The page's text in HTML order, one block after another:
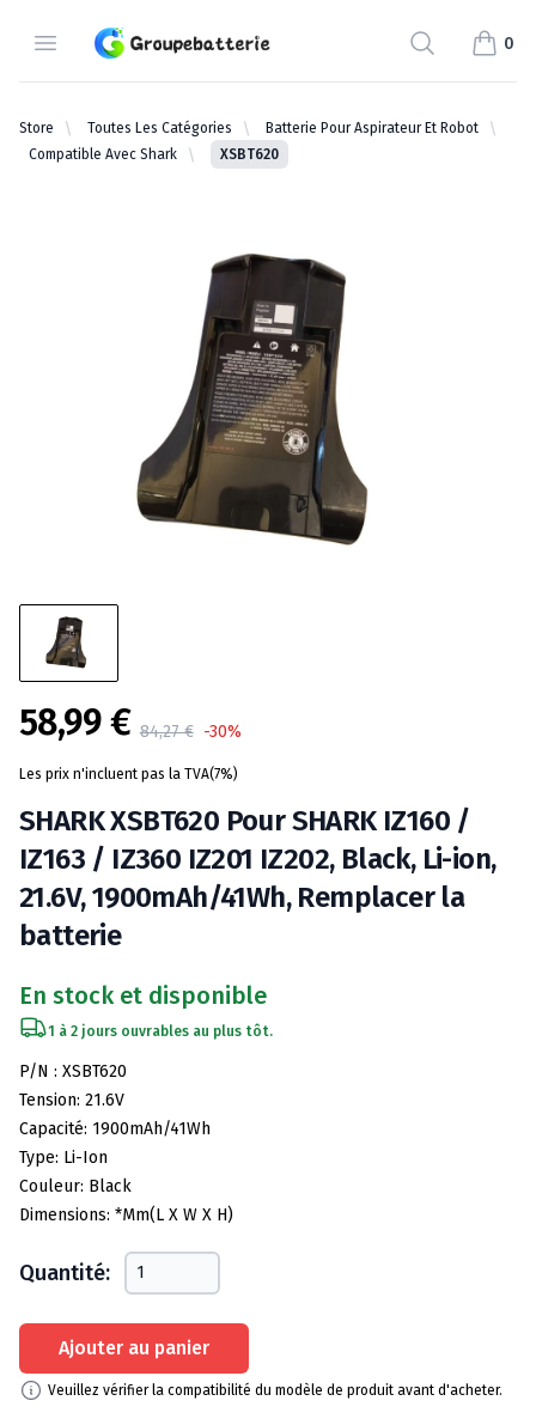
Open MenuGroupebatterie.com Search 0
items
Store Toutes Les Catégories
Batterie Pour Aspirateur Et Robot
Compatible Avec Shark
XSBT620
Product information
58,99 € 84,27 € -30%
Les prix n'incluent pas la TVA(7%)
SHARK XSBT620 Pour SHARK IZ160 /
IZ163 / IZ360 IZ201 IZ202, Black, Li-ion,
21.6V, 1900mAh/41Wh, Remplacer la
batterie
En stock et disponible
1 à 2 jours ouvrables au plus tôt.
Spécifications de la batterie
P/N : XSBT620
Tension: 21.6V
Capacité: 1900mAh/41Wh
Type: Li-Ion
Couleur: Black
Dimensions: *mm(L X W X H)
Quantité:
Ajouter au panier
Veuillez vérifier la compatibilité du modèle de produit avant d'acheter.